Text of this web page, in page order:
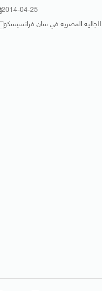
2014-04-25